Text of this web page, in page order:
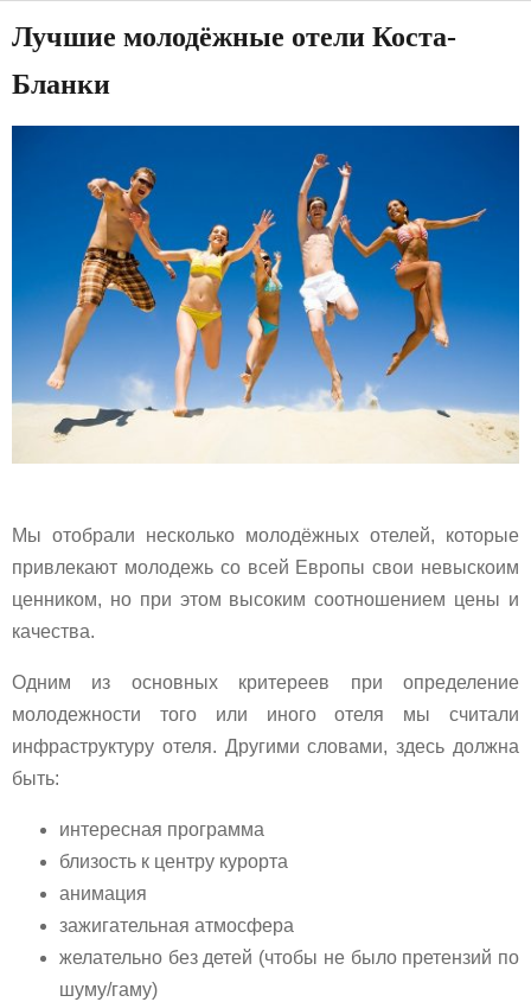
Лучшие молодёжные отели Коста-
Бланки
Мы отобрали несколько молодёжных отелей, которые
привлекают молодежь со всей Европы свои невыскоим
ценником, но при этом высоким соотношением цены и
качества.
Одним из основных критереев при определение
молодежности того или иного отеля мы считали
инфраструктуру отеля. Другими словами, здесь должна
быть:
интересная программа
близость к центру курорта
анимация
зажигательная атмосфера
желательно без детей (чтобы не было претензий по
шуму/гаму)